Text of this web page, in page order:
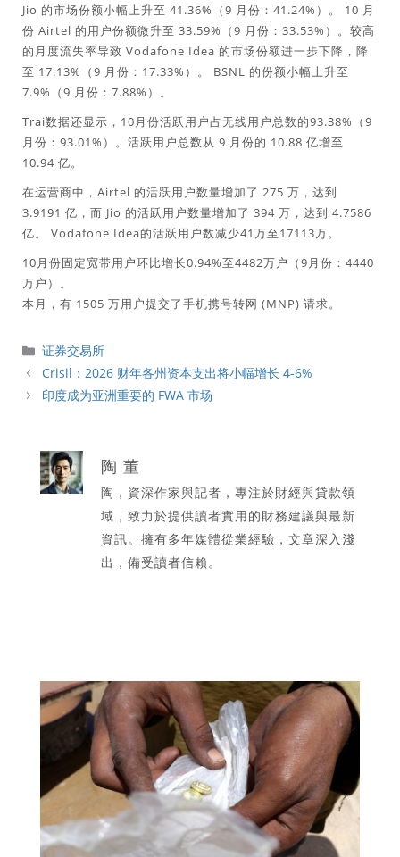
Jio 的市场份额小幅上升至 41.36%（9 月份：41.24%）。 10 月
份 Airtel 的用户份额微升至 33.59%（9 月份：33.53%）。较高
的月度流失率导致 Vodafone Idea 的市场份额进一步下降，降
至 17.13%（9 月份：17.33%）。 BSNL 的份额小幅上升至
7.9%（9 月份：7.88%）。
Trai数据还显示，10月份活跃用户占无线用户总数的93.38%（9
月份：93.01%）。活跃用户总数从 9 月份的 10.88 亿增至
10.94 亿。
在运营商中，Airtel 的活跃用户数量增加了 275 万，达到
3.9191 亿，而 Jio 的活跃用户数量增加了 394 万，达到 4.7586
亿。 Vodafone Idea的活跃用户数减少41万至17113万。
10月份固定宽带用户环比增长0.94%至4482万户（9月份：4440
万户）。
本月，有 1505 万用户提交了手机携号转网 (MNP) 请求。
分
類
证券交易所
Crisil：2026 财年各州资本支出将小幅增长 4-6%
印度成为亚洲重要的 FWA 市场
陶 董
陶，資深作家與記者，專注於財經與貸款領
域，致力於提供讀者實用的財務建議與最新
資訊。擁有多年媒體從業經驗，文章深入淺
出，備受讀者信賴。